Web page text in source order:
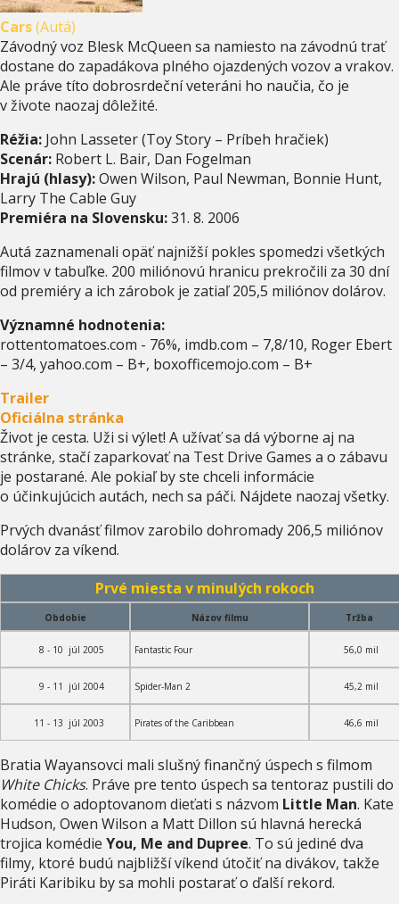
Cars(Autá)
Závodný voz Blesk McQueen sa namiesto na závodnú trať
dostane do zapadákova plného ojazdených vozov a vrakov.
Ale práve títo dobrosrdeční veteráni ho naučia, čo je
v živote naozaj dôležité.
Réžia: John Lasseter (Toy Story – Príbeh hračiek)
Scenár: Robert L. Bair, Dan Fogelman
Hrajú (hlasy):Owen Wilson, Paul Newman, Bonnie Hunt,
Larry The Cable Guy
Premiéra na Slovensku:31. 8. 2006
Autá zaznamenali opäť najnižší pokles spomedzi všetkých
filmov v tabuľke. 200 miliónovú hranicu prekročili za 30 dní
od premiéry a ich zárobok je zatiaľ 205,5 miliónov dolárov.
Významné hodnotenia:
rottentomatoes.com - 76%, imdb.com – 7,8/10, Roger Ebert
– 3/4, yahoo.com – B+, boxofficemojo.com – B+
Trailer
Oficiálna stránka
Život je cesta. Uži si výlet! A užívať sa dá výborne aj na
stránke, stačí zaparkovať na Test Drive Games a o zábavu
je postarané. Ale pokiaľ by ste chceli informácie
o účinkujúcich autách, nech sa páči. Nájdete naozaj všetky.
Prvých dvanásť filmov zarobilo dohromady 206,5 miliónov
dolárov za víkend.
Prvé miesta v minulých rokoch
Obdobie Názov filmu Tržba
8 - 10 júl 2005 Fantastic Four 56,0 mil
9 - 11 júl 2004 Spider-Man 2 45,2 mil
11 - 13 júl 2003 Pirates of the Caribbean 46,6 mil
Bratia Wayansovci mali slušný finančný úspech s filmom
White Chicks. Práve pre tento úspech sa tentoraz pustili do
komédie o adoptovanom dieťati s názvom Little Man. Kate
Hudson, Owen Wilson a Matt Dillon sú hlavná herecká
trojica komédie You, Me and Dupree. To sú jediné dva
filmy, ktoré budú najbližší víkend útočiť na divákov, takže
Piráti Karibiku by sa mohli postarať o ďalší rekord.